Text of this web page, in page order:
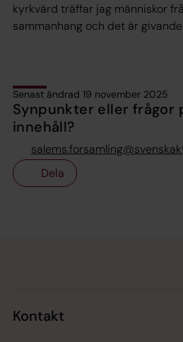
kyrkvärd träffar jag människor
sammanhang och det är givande.
Senast ändrad 19 november 2025
Synpunkter eller frågor
innehåll?
Dela
Kontakt